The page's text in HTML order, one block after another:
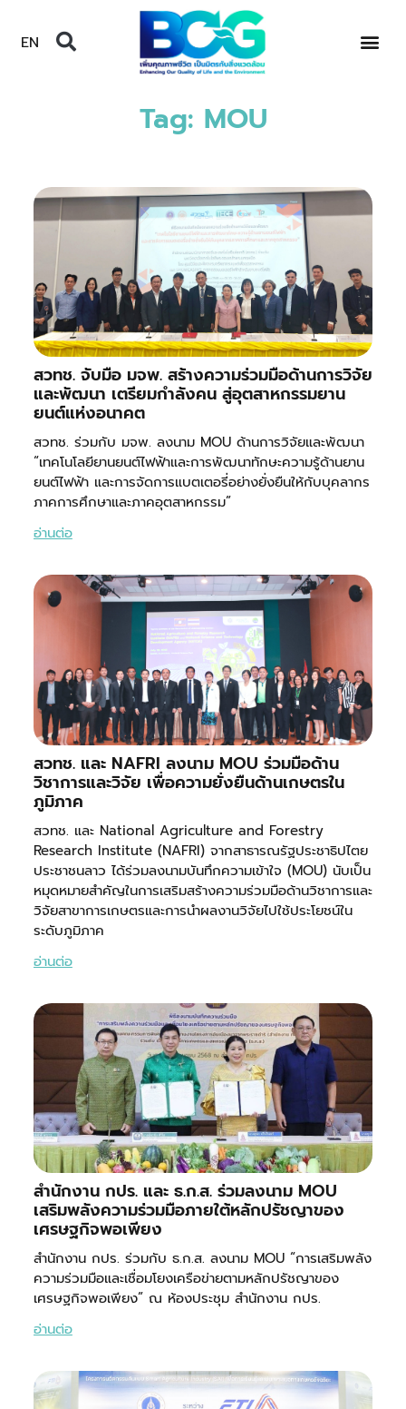
EN
Tag: MOU
สวทช. จับมือ มจพ. สร้างความร่วมมือด้านการวิจัย
และพัฒนา เตรียมกำลังคน สู่อุตสาหกรรมยาน
ยนต์แห่งอนาคต
สวทช. ร่วมกับ มจพ. ลงนาม MOU ด้านการวิจัยและพัฒนา
“เทคโนโลยียานยนต์ไฟฟ้าและการพัฒนาทักษะความรู้ด้านยาน
ยนต์ไฟฟ้า และการจัดการแบตเตอรี่อย่างยั่งยืนให้กับบุคลากร
ภาคการศึกษาและภาคอุตสาหกรรม”
อ่านต่อ
สวทช. และ NAFRI ลงนาม MOU ร่วมมือด้าน
วิชาการและวิจัย เพื่อความยั่งยืนด้านเกษตรใน
ภูมิภาค
สวทช. และ National Agriculture and Forestry
Research Institute (NAFRI) จากสาธารณรัฐประชาธิปไตย
ประชาชนลาว ได้ร่วมลงนามบันทึกความเข้าใจ (MOU) นับเป็น
หมุดหมายสำคัญในการเสริมสร้างความร่วมมือด้านวิชาการและ
วิจัยสาขาการเกษตรและการนำผลงานวิจัยไปใช้ประโยชน์ใน
ระดับภูมิภาค
อ่านต่อ
สำนักงาน กปร. และ ธ.ก.ส. ร่วมลงนาม MOU
เสริมพลังความร่วมมือภายใต้หลักปรัชญาของ
เศรษฐกิจพอเพียง
สำนักงาน กปร. ร่วมกับ ธ.ก.ส. ลงนาม MOU “การเสริมพลัง
ความร่วมมือและเชื่อมโยงเครือข่ายตามหลักปรัชญาของ
เศรษฐกิจพอเพียง” ณ ห้องประชุม สำนักงาน กปร.
อ่านต่อ